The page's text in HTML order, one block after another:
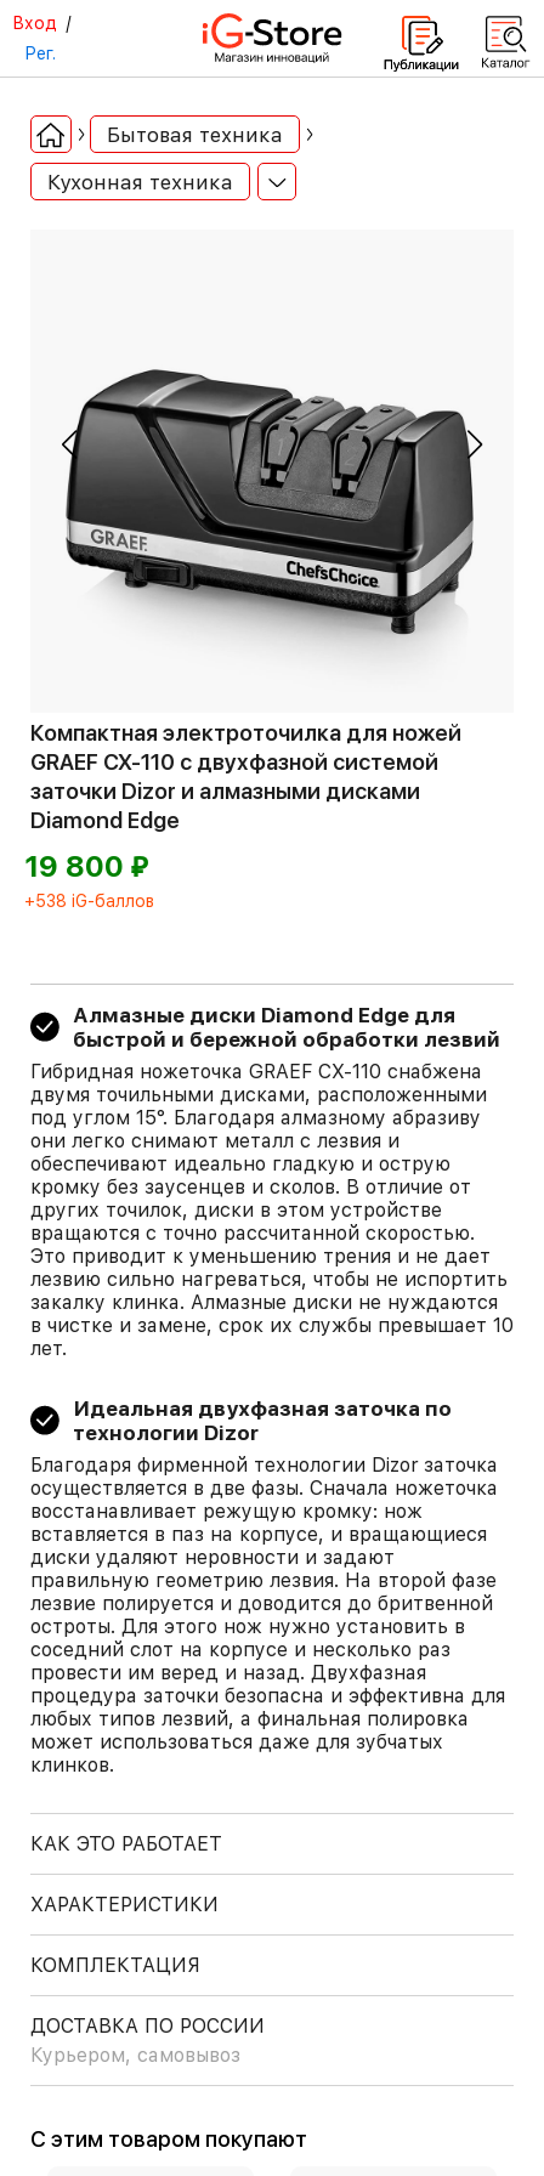
Вход /
Рег.
Бытовая техника
Кухонная техника
Компактная электроточилка для ножей
GRAEF CX-110 с двухфазной системой
заточки Dizor и алмазными дисками
Diamond Edge
19 800 ⃏
+538 iG-баллов
Алмазные диски Diamond Edge для
быстрой и бережной обработки лезвий
Гибридная ножеточка GRAEF CX-110 снабжена
двумя точильными дисками, расположенными
под углом 15°. Благодаря алмазному абразиву
они легко снимают металл с лезвия и
обеспечивают идеально гладкую и острую
кромку без заусенцев и сколов. В отличие от
других точилок, диски в этом устройстве
вращаются с точно рассчитанной скоростью.
Это приводит к уменьшению трения и не дает
лезвию сильно нагреваться, чтобы не испортить
закалку клинка. Алмазные диски не нуждаются
в чистке и замене, срок их службы превышает 10
лет.
Идеальная двухфазная заточка по
технологии Dizor
Благодаря фирменной технологии Dizor заточка
осуществляется в две фазы. Сначала ножеточка
восстанавливает режущую кромку: нож
вставляется в паз на корпусе, и вращающиеся
диски удаляют неровности и задают
правильную геометрию лезвия. На второй фазе
лезвие полируется и доводится до бритвенной
остроты. Для этого нож нужно установить в
соседний слот на корпусе и несколько раз
провести им веред и назад. Двухфазная
процедура заточки безопасна и эффективна для
любых типов лезвий, а финальная полировка
может использоваться даже для зубчатых
клинков.
КАК ЭТО РАБОТАЕТ
ХАРАКТЕРИСТИКИ
КОМПЛЕКТАЦИЯ
ДОСТАВКА ПО РОССИИ
Курьером, самовывоз
С этим товаром покупают